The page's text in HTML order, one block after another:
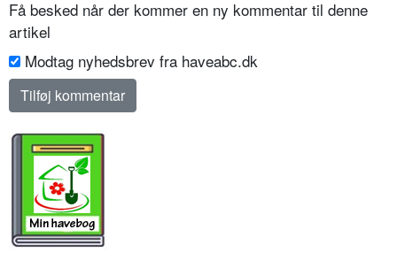
Få besked når der kommer en ny kommentar til denne
artikel
Modtag nyhedsbrev fra haveabc.dk